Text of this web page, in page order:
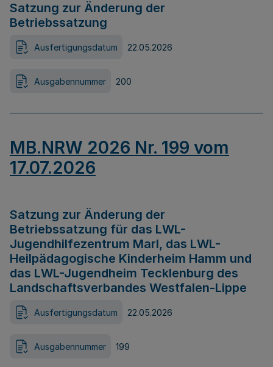
Satzung zur Änderung der
Betriebssatzung
Ausfertigungsdatum 22.05.2026
Ausgabennummer 200
MB.NRW 2026 Nr. 199 vom
17.07.2026
Satzung zur Änderung der
Betriebssatzung für das LWL-
Jugendhilfezentrum Marl, das LWL-
Heilpädagogische Kinderheim Hamm und
das LWL-Jugendheim Tecklenburg des
Landschaftsverbandes Westfalen-Lippe
Ausfertigungsdatum 22.05.2026
Ausgabennummer 199